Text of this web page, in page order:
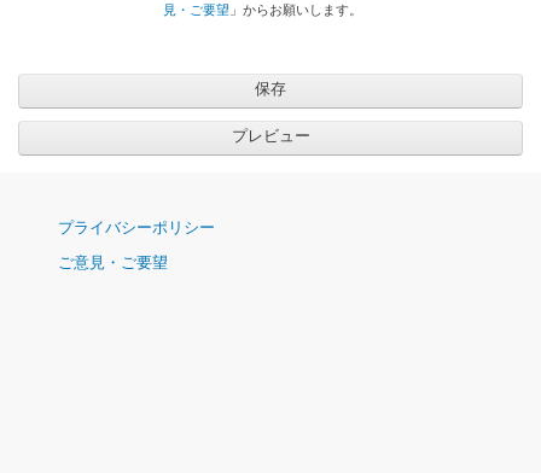
見・ご要望 」からお願いします。
ナ
ゲ
プライバシーポリシー
ご意見・ご要望